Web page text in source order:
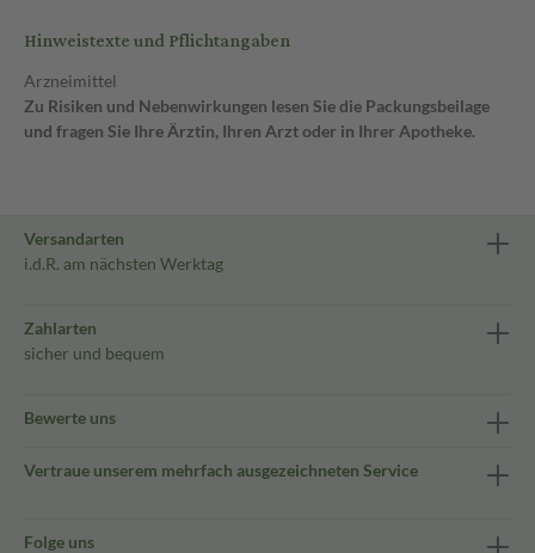
Hinweistexte und Pflichtangaben
Arzneimittel
Zu Risiken und Nebenwirkungen lesen Sie die Packungsbeilage
und fragen Sie Ihre Ärztin, Ihren Arzt oder in Ihrer Apotheke.
Versandarten
i.d.R. am nächsten Werktag
Zahlarten
sicher und bequem
Bewerte uns
Vertraue unserem mehrfach ausgezeichneten Service
Folge uns